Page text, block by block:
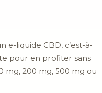
e-liquide CBD, c’est-à-
pour en profiter sans
mg, 200 mg, 500 mg ou